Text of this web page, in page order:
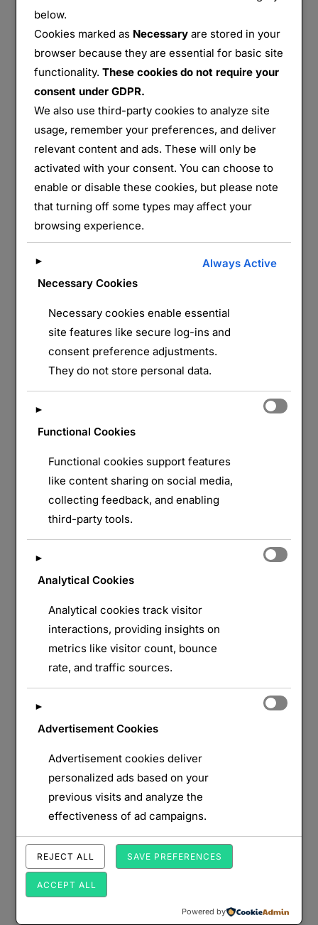
Badonviller
Champs de
Bataille
France , Grand Est
le
Aucun commentaire
De 1914 à 1915, Badonviller est prise à trois
reprises par les Allemands, qui seront à chaque
fois repoussés. Face à ces échecs, les forces
allemandes bombarderont presque
quotidiennement la cité.L’église porte encore
fin de la guerre, seuls les murs extérieurs
subsistaient, à l’exception de la deuxième colonne
Les batteries renforcées modèle
1907
parMonts&Forts Armement,Documents
d'époque
France
Publié
21 avril 2026
La batterie renforcée MF3 Cet extrait des Leçons
below.
Cookies marked as Necessary are stored in your
browser because they are essential for basic site
functionality.These cookies do not require your
consent under GDPR.
We also use third-party cookies to analyze site
usage, remember your preferences, and deliver
relevant content and ads. These will only be
activated with your consent. You can choose to
enable or disable these cookies, but please note
that turning off some types may affect your
browsing experience.
►
Necessary Cookies
Always Active
Necessary cookies enable essential
site features like secure log-ins and
consent preference adjustments.
They do not store personal data.
►
Functional Cookies
Functional cookies support features
like content sharing on social media,
collecting feedback, and enabling
third-party tools.
►
Analytical Cookies
Analytical cookies track visitor
interactions, providing insights on
metrics like visitor count, bounce
rate, and traffic sources.
►
Advertisement Cookies
Advertisement cookies deliver
personalized ads based on your
previous visits and analyze the
effectiveness of ad campaigns.
REJECT ALL SAVE PREFERENCES
ACCEPT ALL
Powered by